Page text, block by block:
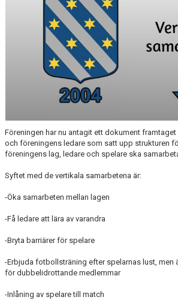
SPONSORER
STÖTTA SIK
Föreningen har nu antagit ett dokument
och föreningens ledare som satt upp strukturen
föreningens lag, ledare och spelare ska
Syftet med de vertikala samarbetena är:
-Öka samarbeten mellan lagen
-Få ledare att lära av varandra
-Bryta barriärer för spelare
-Erbjuda fotbollsträning efter spelarnas lust, men
för dubbelidrottande medlemmar
-Inlåning av spelare till match